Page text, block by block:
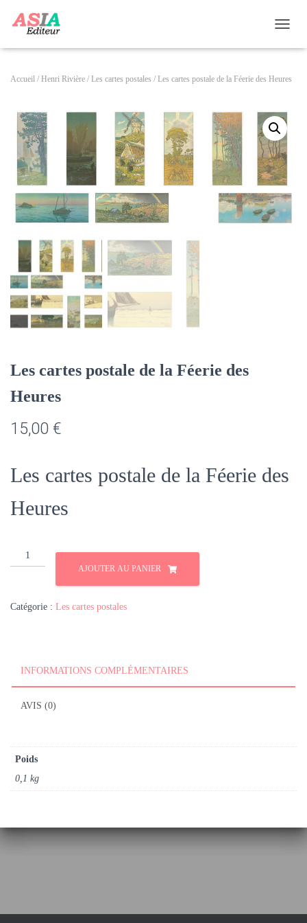
Accueil / Henri Rivière / Les cartes postales / Les cartes postale de la Féerie des Heures
Les cartes postale de la Féerie des
Heures
15,00 €
Les cartes postale de la Féerie des
Heures
quantité
de
postale
des
Heures
AJOUTER AU PANIER
Catégorie : Les cartes postales
INFORMATIONS COMPLÉMENTAIRES
AVIS (0)
Poids
0,1 kg